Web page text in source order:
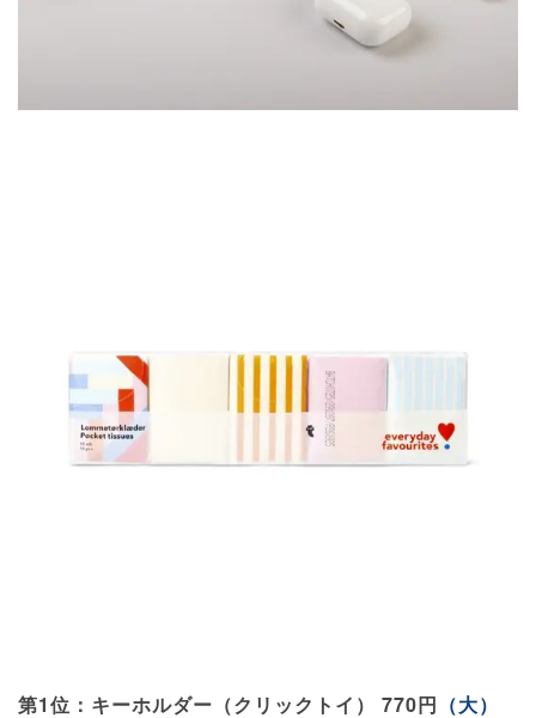
第1位：キーホルダー（クリックトイ） 770円 （大）